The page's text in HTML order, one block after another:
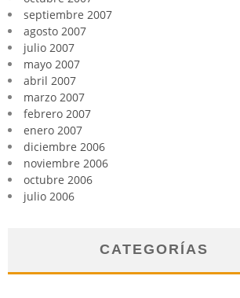
septiembre 2007
agosto 2007
julio 2007
mayo 2007
abril 2007
marzo 2007
febrero 2007
enero 2007
diciembre 2006
noviembre 2006
octubre 2006
julio 2006
CATEGORÍAS